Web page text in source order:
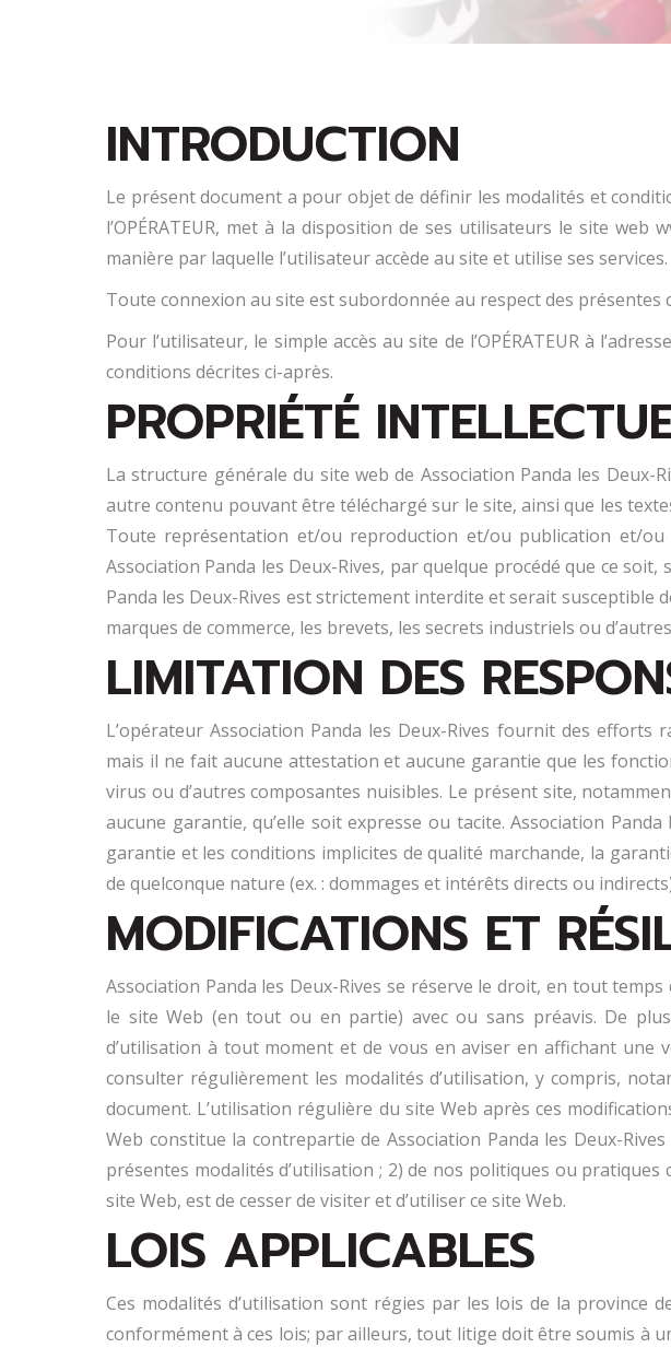
INTRODUCTION
Le présent document a pour objet de définir les modalités et
l’OPÉRATEUR, met à la disposition de ses utilisateurs le site
manière par laquelle l’utilisateur accède au site et utilise ses services.
Toute connexion au site est subordonnée au respect des présentes
Pour l’utilisateur, le simple accès au site de l’OPÉRATEUR à
conditions décrites ci-après.
PROPRIÉTÉ
La structure générale du site web de Association Panda les
autre contenu pouvant être téléchargé sur le site, ainsi que les
Toute représentation et/ou reproduction et/ou publication et/
Association Panda les Deux-Rives, par quelque procédé que ce
Panda les Deux-Rives est strictement interdite et serait susceptible
marques de commerce, les brevets, les secrets industriels ou
LIMITATION DES
L’opérateur Association Panda les Deux-Rives fournit des efforts
mais il ne fait aucune attestation et aucune garantie que les
virus ou d’autres composantes nuisibles. Le présent site,
aucune garantie, qu’elle soit expresse ou tacite. Association
garantie et les conditions implicites de qualité marchande, la
de quelconque nature (ex. : dommages et intérêts directs ou
MODIFICATIONS ET
Association Panda les Deux-Rives se réserve le droit, en tout
le site Web (en tout ou en partie) avec ou sans préavis. De
d’utilisation à tout moment et de vous en aviser en affichant une
consulter régulièrement les modalités d’utilisation, y compris,
document. L’utilisation régulière du site Web après ces
Web constitue la contrepartie de Association Panda les Deux-
présentes modalités d’utilisation ; 2) de nos politiques ou
site Web, est de cesser de visiter et d’utiliser ce site Web.
LOIS APPLICABLES
Ces modalités d’utilisation sont régies par les lois de la province
conformément à ces lois; par ailleurs, tout litige doit être soumis à